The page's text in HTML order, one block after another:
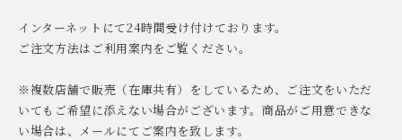
インターネットにて24時間受け付けております。
ご注文方法はご利用案内をご覧ください。
※複数店舗で販売（在庫共有）をしているため、ご注文をいただ
いてもご希望に添えない場合がございます。商品がご用意できな
い場合は、メールにてご案内を致します。